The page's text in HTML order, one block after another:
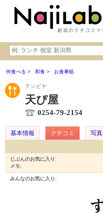
何食べる 和食 お食事処
テンピヤ
天ぴ屋
0254-79-2154
基本情報 クチコミ 写真
じぶんのお気に入り:
メモ:
みんなのお気に入り: